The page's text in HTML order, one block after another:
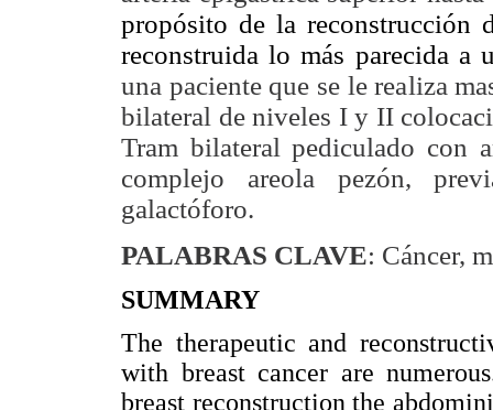
propósito de la reconstrucción
reconstruida lo más parecida a
una paciente que se le realiza
bilateral de niveles I y II
Tram bilateral pediculado con
complejo areola pezón,
galactóforo.
PALABRAS CLAVE: Cáncer,
SUMMARY
The therapeutic and
with breast cancer are
breast reconstruction the